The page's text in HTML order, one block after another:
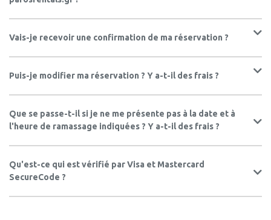
Vais-je recevoir une confirmation de ma réservation ?
Puis-je modifier ma réservation ? Y a-t-il des frais ?
Que se passe-t-il si je ne me présente pas à la date et à
l'heure de ramassage indiquées ? Y a-t-il des frais ?
Qu'est-ce qui est vérifié par Visa et Mastercard
SecureCode ?